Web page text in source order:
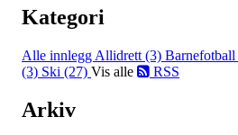
Kategori
Alle innlegg Allidrett (3)
(3) Ski (27) Vis alle RSS
Arkiv